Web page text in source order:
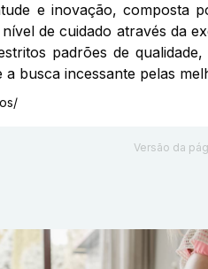
e inovação, composta
de cuidado através da
padrões de
busca incessante pelas
Versão da